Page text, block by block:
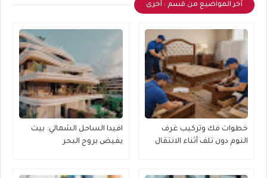
أخر المواضيع من قسم : أخرى
خطوات فك وتركيب غرف
النوم دون تلف أثناء الانتقال
افيدا الساحل الشمالي: بيت
يفيض بروح البحر